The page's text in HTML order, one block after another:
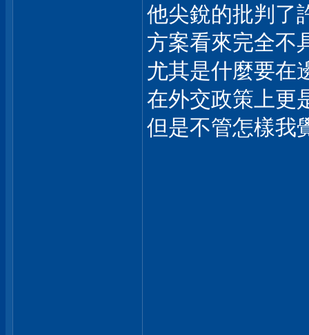
他尖銳的批判了
方案看來完全不
尤其是什麼要在
在外交政策上更
但是不管怎樣我